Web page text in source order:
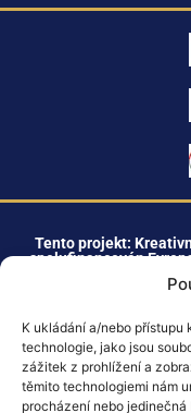
K ukládání a/nebo přístupu
technologie, jako jsou
zážitek z prohlížení a
těmito technologiemi nám
procházení nebo
Tento projekt:
spolufinancován